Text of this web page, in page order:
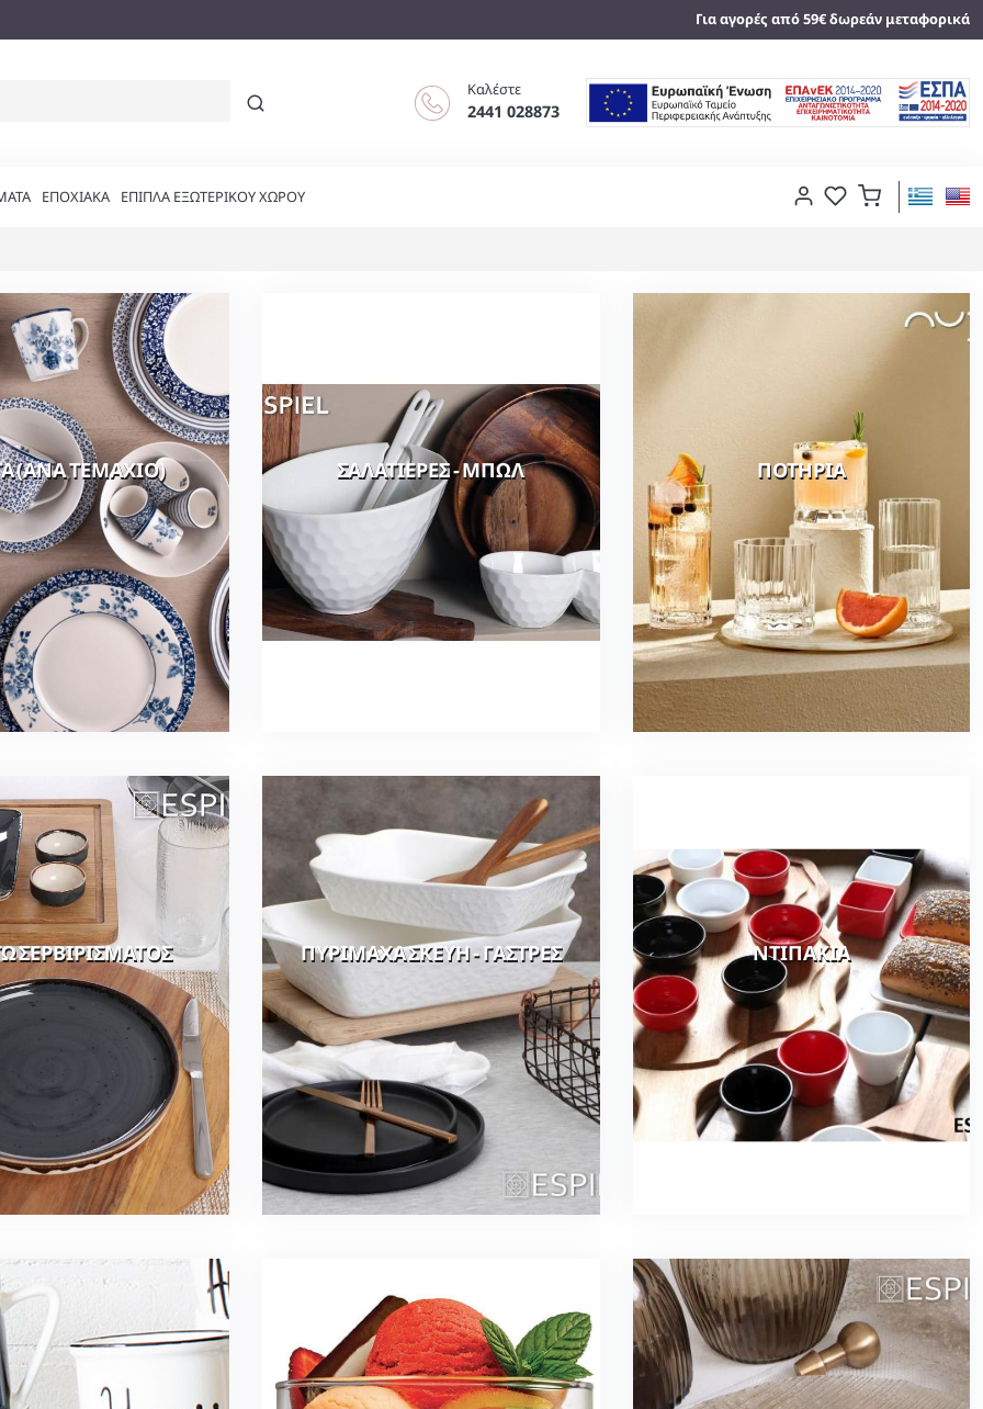
Για αγορές από 59€ δωρεάν μεταφορικά
Καλέστε
2441 028873
ΕΠΟΧΙΑΚΑ ΕΠΙΠΛΑ ΕΞΩΤΕΡΙΚΟΥ ΧΩΡΟΥ
(ΑΝΑ ΤΕΜΑΧΙΟ) ΣΑΛΑΤΙΕΡΕΣ - ΜΠΩΛ ΠΟΤΗΡΙΑ
ΣΕΡΒΙΡΙΣΜΑΤΟΣ ΠΥΡΙΜΑΧΑ ΣΚΕΥΗ - ΓΑΣΤΡΕΣ ΝΤΙΠΑΚΙΑ